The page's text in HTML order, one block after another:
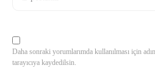
Daha sonraki yorumlarımda kullanılması için
tarayıcıya kaydedilsin.